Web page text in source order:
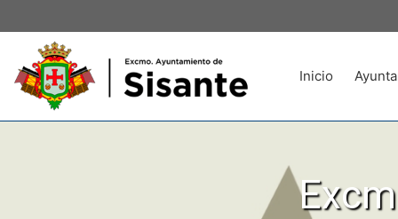
Inicio